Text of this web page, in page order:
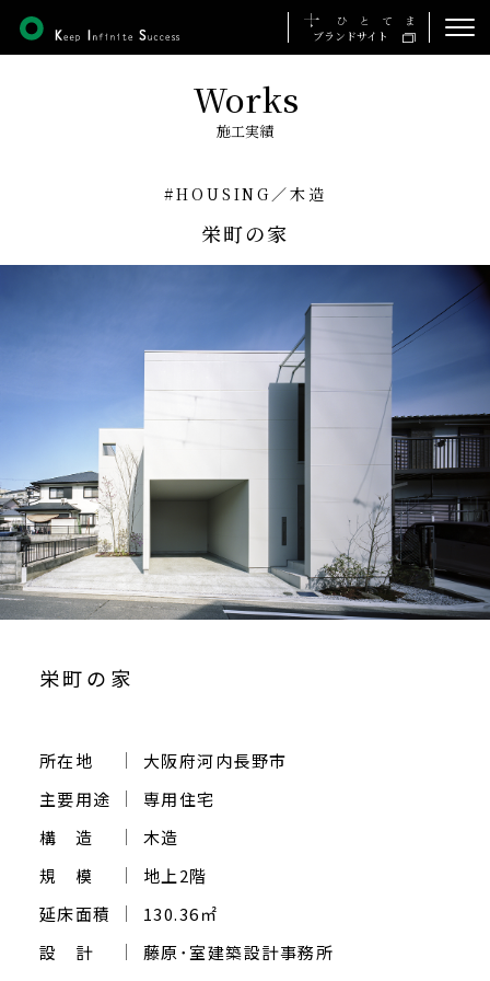
ブランドサイト
採用について
ご相談・お問い合わせ
Works
施工実績
#HOUSING／木造
栄町の家
栄町の家
所在地
大阪府河内長野市
主要用途
専用住宅
構 造
木造
規 模
地上2階
延床面積
130.36㎡
設 計
藤原･室建築設計事務所